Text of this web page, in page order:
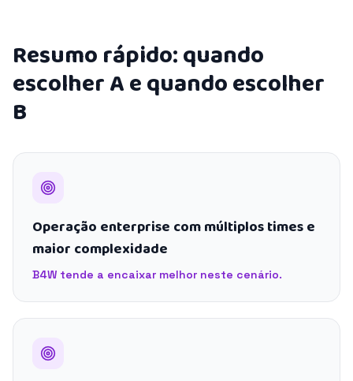
Resumo rápido: quando
escolher A e quando escolher
B
Operação enterprise com múltiplos times e
maior complexidade
B4W tende a encaixar melhor neste cenário.